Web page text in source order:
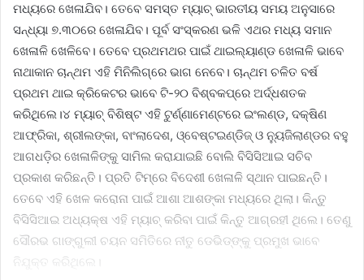
ମଧ୍ୟରେ ଖେଳାଯିବ। ତେବେ ସମସ୍ତ ମ୍ୟାଚ୍‌ ଭାରତୀୟ ସମୟ ଅନୁସାରେ
ସନ୍ଧ୍ୟା ୭.୩୦ରେ ଖେଳାଯିବ। ପୂର୍ବ ସଂସ୍କରଣ ଭଳି ଏଥର ମଧ୍ୟ ସମାନ
ଖେଳାଳି ଖେଳିବେ। ତେବେ ପ୍ରଥମଥର ପାଇଁ ଥାଇଲ୍ୟାଣ୍ଡ ଖେଳାଳି ଭାବେ
ନାଥାକାନ ଚାନ୍ଥମ ଏହି ମିନିଲିଗ୍‌ରେ ଭାଗ ନେବେ। ଚାନ୍ଥମ ଚଳିତ ବର୍ଷ
ପ୍ରଥମ ଥାଇ କ୍ରିକେଟର ଭାବେ ଟି-୨୦ ବିଶ୍ବକପ୍‌ରେ ଅର୍ଦ୍ଧଶତକ
କରିଥିଲେ।୪ ମ୍ୟାଚ୍‌ ବିଶିଷ୍ଟ ଏହି ଟୁର୍ଣ୍ଣାମେଣ୍ଟରେ ଇଂଲଣ୍ଡ, ଦକ୍ଷିଣ
ଆଫ୍ରିକା, ଶ୍ରୀଲଙ୍କା, ବାଂଲାଦେଶ, ଓ୍ବେଷ୍ଟଇଣ୍ଡିଜ୍‌ ଓ ନ୍ୟୁଜିଲାଣ୍ଡର ବହୁ
ଆଗଧଡ଼ିର ଖେଳାଳିଙ୍କୁ ସାମିଲ କରାଯାଇଛି ବୋଲି ବିସିସିଆଇ ସଚିବ
ପ୍ରକାଶ କରିଛନ୍ତି। ପ୍ରତି ଟିମ୍‌ରେ ବିଦେଶୀ ଖେଳାଳି ସ୍ଥାନ ପାଇଛନ୍ତି।
ତେବେ ଏହି ଖେଳ କରୋନା ପାଇଁ ଆଶା ଆଶଙ୍କା ମଧ୍ୟରେ ଥିଲା। କିନ୍ତୁ
ବିସିସିଆଇ ଅଧ୍ୟକ୍ଷ ଏହି ମ୍ୟାଚ୍‌ କରିବା ପାଇଁ କିନ୍ତୁ ଆଗ୍ରହୀ ଥିଲେ। ତେଣୁ
ସୌରଭ ଗାଙ୍ଗୁଲୀ ଚୟନ ସମିତିରେ ନୀତୁ ଡେଭିଡ୍‌ଙ୍କୁ ପ୍ରମୁଖ ଭାବେ
ନିଯୁକ୍ତ କରିଥିଲେ।